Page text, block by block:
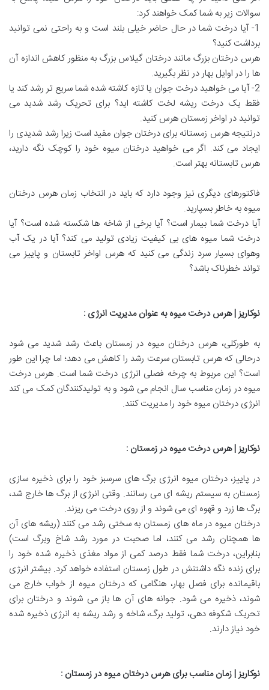
سوالات زیر به شما کمک خواهند کرد:
1- آیا درخت شما در حال حاضر خیلی بلند است و به راحتی نمی توانید
برداشت کنید؟
هرس درختان بزرگ مانند درختان گیلاس بزرگ به منظور کاهش اندازه آن
ها را در اوایل بهار در نظر بگیرید.
2- آیا می خواهید درخت جوان یا تازه کاشته شده شما سریع تر رشد کند یا
فقط یک درخت ریشه لخت کاشته اید؟ برای تحریک رشد شدید می
توانید در اواخر زمستان هرس کنید.
درنتیجه هرس زمستانه برای درختان جوان مفید است زیرا رشد شدیدی را
ایجاد می کند. اگر می خواهید درختان میوه خود را کوچک نگه دارید،
هرس تابستانه بهتر است.
فاکتورهای دیگری نیز وجود دارد که باید در انتخاب زمان هرس درختان
میوه به خاطر بسپارید.
آیا درخت شما بیمار است؟ آیا برخی از شاخه ها شکسته شده است؟ آیا
درخت شما میوه های بی کیفیت زیادی تولید می کند؟ آیا در یک آب
وهوای بسیار سرد زندگی می کنید که هرس اواخر تابستان و پاییز می
تواند خطرناک باشد؟
نوکاریز | هرس درخت میوه به عنوان مدیریت انرژی :
به طورکلی، هرس درختان میوه در زمستان باعث رشد شدید می شود
درحالی که هرس تابستان سرعت رشد را کاهش می دهد؛ اما چرا این طور
است؟ این مربوط به چرخه فصلی انرژی درخت شما است. هرس درخت
میوه در زمان مناسب سال انجام می شود و به تولیدکنندگان کمک می کند
انرژی درختان میوه خود را مدیریت کنند.
نوکاریز | هرس درخت میوه در زمستان :
در پاییز، درختان میوه انرژی برگ های سرسبز خود را برای ذخیره سازی
زمستان به سیستم ریشه ای می رسانند. وقتی انرژی از برگ ها خارج شد،
برگ ها زرد و قهوه ای می شوند و از روی درخت می ریزند.
درختان میوه در ماه های زمستان به سختی رشد می کنند (ریشه های آن
ها همچنان رشد می کنند، اما صحبت در مورد رشد شاخ وبرگ است)
بنابراین، درخت شما فقط درصد کمی از مواد مغذی ذخیره شده خود را
برای زنده نگه داشتنش در طول زمستان استفاده خواهد کرد. بیشتر انرژی
باقیمانده برای فصل بهار، هنگامی که درختان میوه از خواب خارج می
شوند، ذخیره می شود. جوانه های آن ها باز می شوند و درختان برای
تحریک شکوفه دهی، تولید برگ، شاخه و رشد ریشه به انرژی ذخیره شده
خود نیاز دارند.
نوکاریز | زمان مناسب برای هرس درختان میوه در زمستان :